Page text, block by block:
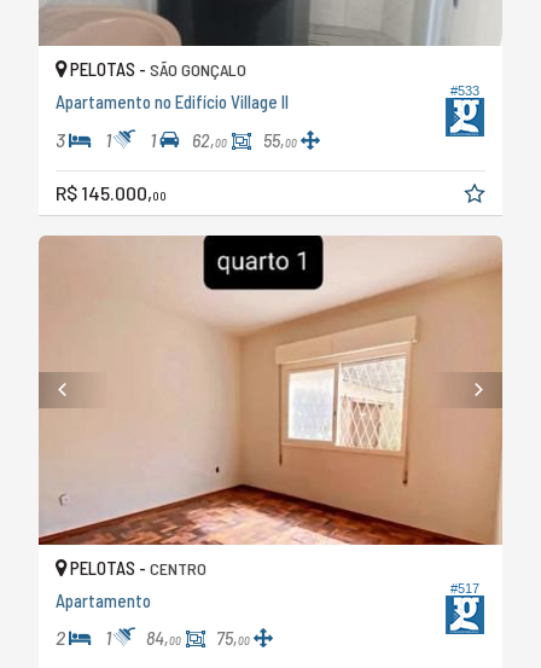
#533
PELOTAS - SÃO GONÇALO
Apartamento no Edifício Village II
3 1 1 62,00 55,00
R$ 145.000,00
#517
PELOTAS - CENTRO
Apartamento
2 1 84,00 75,00